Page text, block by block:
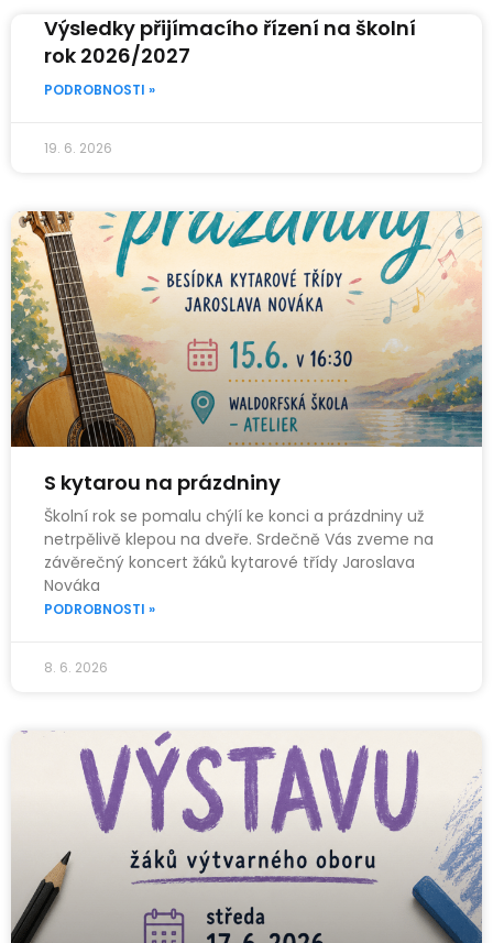
Výsledky přijímacího řízení na školní
rok 2026/2027
PODROBNOSTI »
19. 6. 2026
S kytarou na prázdniny
Školní rok se pomalu chýlí ke konci a prázdniny už
netrpělivě klepou na dveře. Srdečně Vás zveme na
závěrečný koncert žáků kytarové třídy Jaroslava
Nováka
PODROBNOSTI »
8. 6. 2026